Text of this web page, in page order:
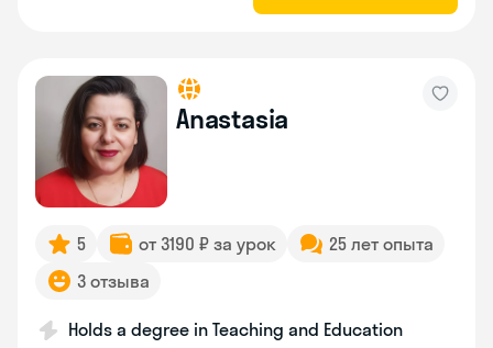
Anastasia
5 от 3190 ₽ за урок
25 лет опыта
3 отзыва
Holds a degree in Teaching and Education